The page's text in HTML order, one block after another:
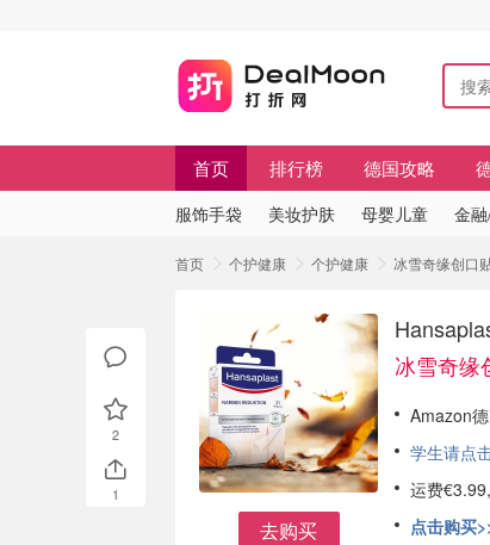
首页 排行榜 德国攻略
服饰手袋 美妆护肤 母婴儿童 金
首页 个护健康 个护健康 冰雪奇缘创口
去购买
冰雪奇缘
Amazon
学生请点
运费
点击购买
2
1